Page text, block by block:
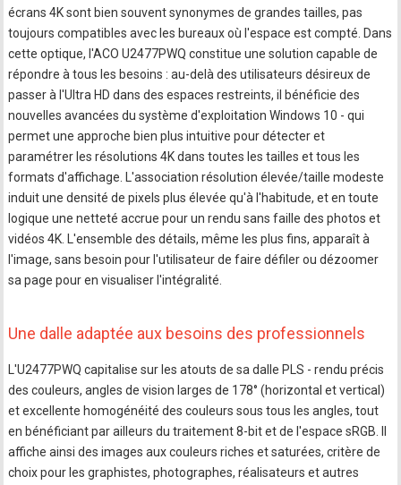
écrans 4K sont bien souvent synonymes de grandes tailles, pas
toujours compatibles avec les bureaux où l'espace est compté. Dans
cette optique, l'ACO U2477PWQ constitue une solution capable de
répondre à tous les besoins : au-delà des utilisateurs désireux de
passer à l'Ultra HD dans des espaces restreints, il bénéficie des
nouvelles avancées du système d'exploitation Windows 10 - qui
permet une approche bien plus intuitive pour détecter et
paramétrer les résolutions 4K dans toutes les tailles et tous les
formats d'affichage. L'association résolution élevée/taille modeste
induit une densité de pixels plus élevée qu'à l'habitude, et en toute
logique une netteté accrue pour un rendu sans faille des photos et
vidéos 4K. L'ensemble des détails, même les plus fins, apparaît à
l'image, sans besoin pour l'utilisateur de faire défiler ou dézoomer
sa page pour en visualiser l'intégralité.
Une dalle adaptée aux besoins des professionnels
L'U2477PWQ capitalise sur les atouts de sa dalle PLS - rendu précis
des couleurs, angles de vision larges de 178° (horizontal et vertical)
et excellente homogénéité des couleurs sous tous les angles, tout
en bénéficiant par ailleurs du traitement 8-bit et de l'espace sRGB. Il
affiche ainsi des images aux couleurs riches et saturées, critère de
choix pour les graphistes, photographes, réalisateurs et autres